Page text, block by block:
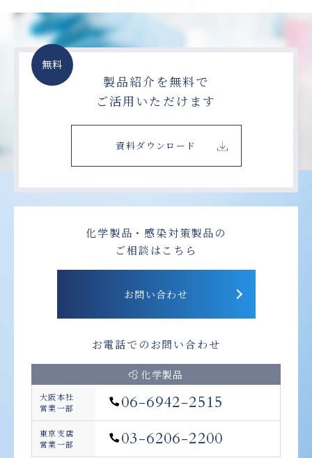
無料
製品紹介を無料で
ご活用いただけます
資料ダウンロード
化学製品・感染対策製品の
ご相談はこちら
お問い合わせ
お電話でのお問い合わせ
化学製品
大阪本社
営業一部
06-6942-2515
東京支店
営業一部
03-6206-2200